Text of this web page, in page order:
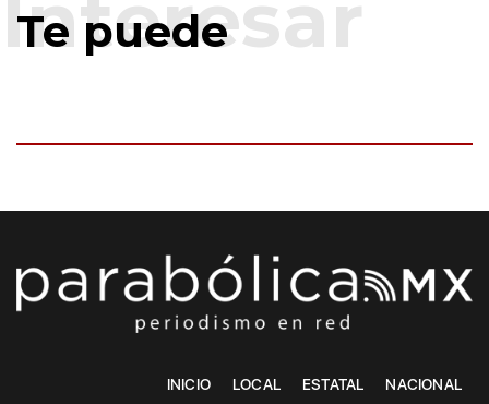
Te puede
INICIO LOCAL ESTATAL NACIONAL